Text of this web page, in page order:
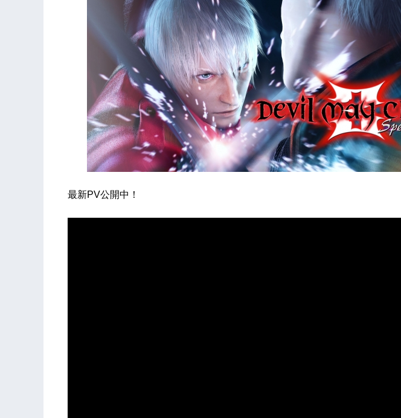
最新PV公開中！